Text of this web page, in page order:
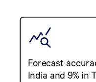
Forecast
India and 9% in